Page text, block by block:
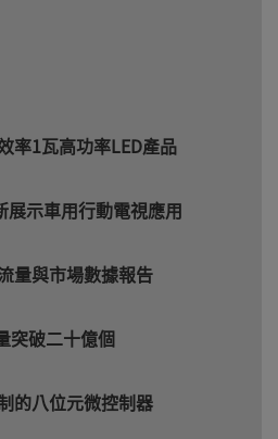
率1瓦高功率LED產品
展示車用行動電視應用
量與市場數據報告
突破二十億個
的八位元微控制器